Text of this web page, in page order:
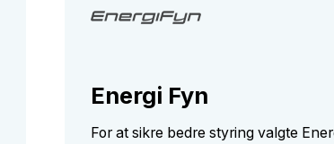
Energi Fyn
For at sikre bedre styring valgte